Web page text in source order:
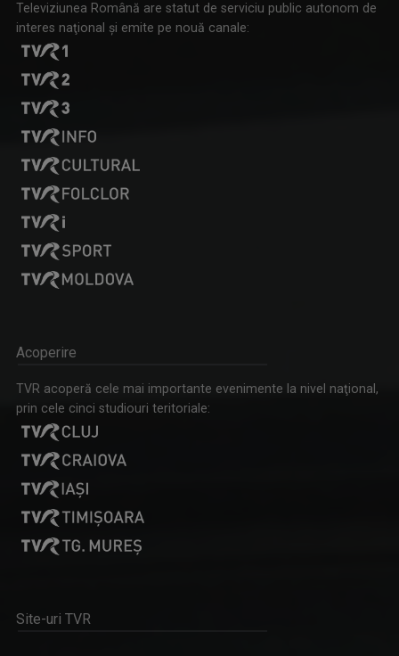
IA ȘI CITEȘTE
Rubrică prin care scriitorii ne provoacă să ...
IA ȘI DESCOPERĂ
OVIDIU MIHĂIUC
Prezintă emisiunea "Educația la Zi" și ...
M-am născut şi am crescut în Maramureşul ...
Televiziunea Română are statut de serviciu public autonom de
interes naţional şi emite pe nouă canale:
Acoperire
TVR acoperă cele mai importante evenimente la nivel naţional,
prin cele cinci studiouri teritoriale:
Site-uri TVR